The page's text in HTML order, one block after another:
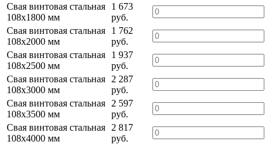
Свая винтовая стальная
108х1800 мм
1 673
руб.
Свая винтовая стальная
108х2000 мм
1 762
руб.
Свая винтовая стальная
108х2500 мм
1 937
руб.
Свая винтовая стальная
108х3000 мм
2 287
руб.
Свая винтовая стальная
108х3500 мм
2 597
руб.
Свая винтовая стальная
108х4000 мм
2 817
руб.